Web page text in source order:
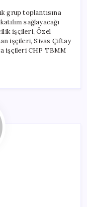
grup toplantısına
sağlayacağı
işçileri, Özel
işçileri, Sivas Çiftay
işçileri CHP TBMM